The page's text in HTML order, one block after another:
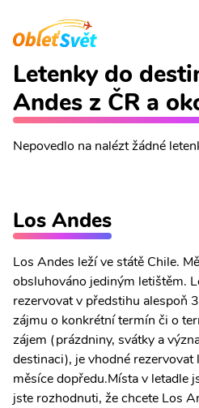
Letenky do
Andes z ČR a
Nepovedlo na nalézt žádné
Los Andes
Los Andes leží ve státě Chile.
obsluhováno jediným letištěm.
rezervovat v předstihu alespoň
zájmu o konkrétní termín či o
zájem (prázdniny, svátky a
destinaci), je vhodné
měsíce dopředu.Místa v letadle
jste rozhodnuti, že chcete Los